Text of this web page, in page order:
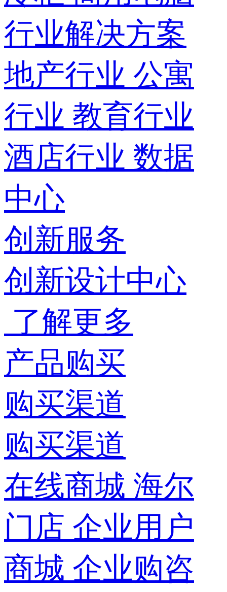
行业解决方案
地产行业 公寓
行业 教育行业
酒店行业 数据
中心
创新服务
创新设计中心
了解更多
产品购买
购买渠道
购买渠道
在线商城 海尔
门店 企业用户
商城 企业购咨